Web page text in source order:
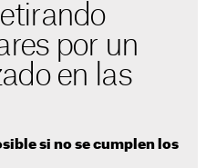
por un
en las
si no se cumplen los